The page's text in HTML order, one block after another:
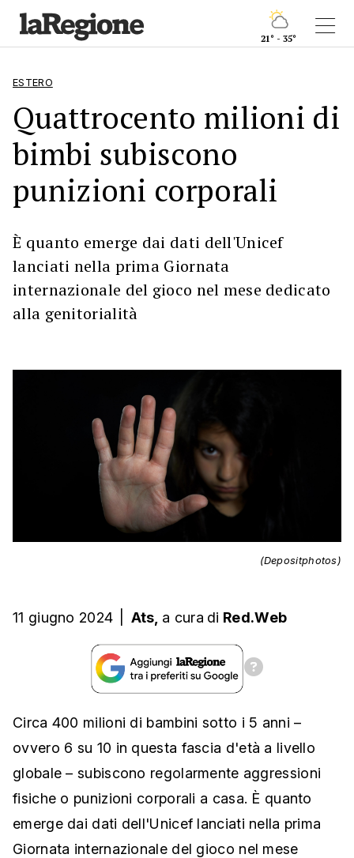
21° - 35°
ESTERO
Quattrocento milioni di
bimbi subiscono
punizioni corporali
È quanto emerge dai dati dell'Unicef
lanciati nella prima Giornata
internazionale del gioco nel mese dedicato
alla genitorialità
(Depositphotos)
11 giugno 2024 Ats, a cura di Red.Web
Circa 400 milioni di bambini sotto i 5 anni –
ovvero 6 su 10 in questa fascia d'età a livello
globale – subiscono regolarmente aggressioni
fisiche o punizioni corporali a casa. È quanto
emerge dai dati dell'Unicef lanciati nella prima
Giornata internazionale del gioco nel mese